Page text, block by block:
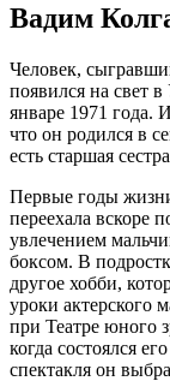
Вадим
Человек,
появился на свет
январе 1971 года.
что он родился в
есть старшая
Первые годы
переехала вскоре
увлечением
боксом. В
другое хобби,
уроки актерского
при Театре юного
когда состоялся
спектакля он